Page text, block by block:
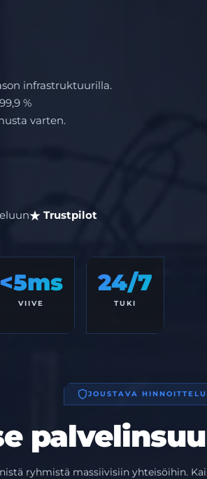
infrastruktuurilla.
%
varten.
Trustpilot
<5ms
VIIVE
24/7
TUKI
JOUSTAVA HINNOITTELU
ryhmistä massiivisiin yhteisöihin.